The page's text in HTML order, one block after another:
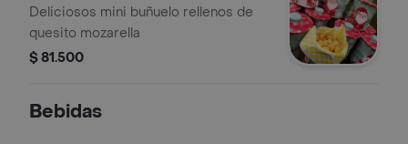
Deliciosos mini buñuelo rellenos de
quesito mozarella
$ 81.500
Bebidas